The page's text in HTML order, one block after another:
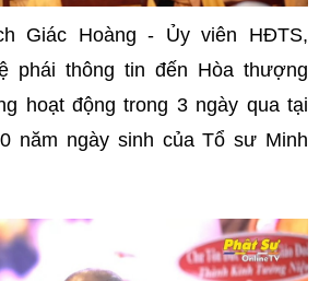
Giác Hoàng - Ủy viên HĐTS,
phái thông tin đến Hòa thượng
hoạt động trong 3 ngày qua tại
năm ngày sinh của Tổ sư Minh